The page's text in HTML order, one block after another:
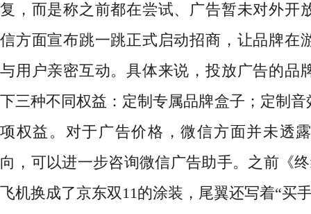
复，而是称之前都在尝试、广告暂未对外开
信方面宣布跳一跳正式启动招商，让品牌在
与用户亲密互动。具体来说，投放广告的品
下三种不同权益：定制专属品牌盒子；定制音
项权益。对于广告价格，微信方面并未透
向，可以进一步咨询微信广告助手。之前《
飞机换成了京东双11的涂装，尾翼还写着“买